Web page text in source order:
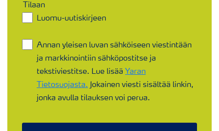
Tilaan
Luomu-uutiskirjeen​
Annan yleisen luvan sähköiseen viestintään
ja markkinointiin sähköpostitse ja
tekstiviestitse. Lue lisää Yaran
Tietosuojasta. Jokainen viesti sisältää linkin,
jonka avulla tilauksen voi perua.